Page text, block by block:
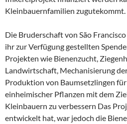
Kleinbauernfamilien zugutekommt.
Die Bruderschaft von São
ihr zur Verfügung gestellten
Projekten wie Bienenzucht,
Landwirtschaft, Mechanisierung
Produktion von Baumsetzlingen
einheimischer Pflanzen mit dem
Kleinbauern zu verbessern Das
entwickelt hat, war jedoch die